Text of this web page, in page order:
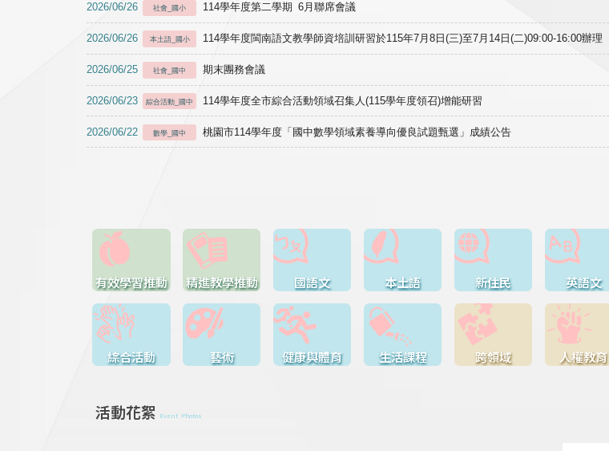
2026/06/26 社會_國小 114學年度第二學期 6月聯席會議
2026/06/26 本土語_國小 114學年度閩南語文教學師資培訓研習於115年7月8日(三)至7月14日(二)09:00-16:00辦理
2026/06/25 社會_國中 期末團務會議
2026/06/23 綜合活動_國中 114學年度全市綜合活動領域召集人(115學年度領召)增能研習
2026/06/22 數學_國中 桃園市114學年度「國中數學領域素養導向優良試題甄選」成績公告
有效學習推動 精進教學推動 國語文 本土語 新住民 英語文
綜合活動 藝術 健康與體育 生活課程 跨領域 人權教育
活動花絮 Event Photos